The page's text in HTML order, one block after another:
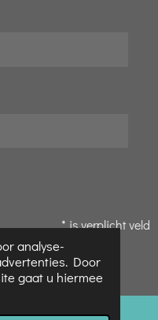
analyse-
Door
gaat u hiermee
* is verplicht veld